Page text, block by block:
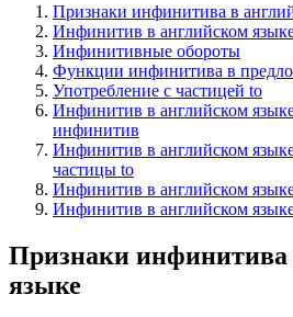
Признаки инфинитива в
Инфинитив в английском
Инфинитивные обороты
Функции инфинитива в
Употребление с частицей to
Инфинитив в английском
инфинитив
Инфинитив в английском
частицы to
Инфинитив в английском
Инфинитив в английском
Признаки инфинитива
языке